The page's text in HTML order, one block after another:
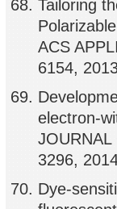
Tailoring
ACS
6154,
electron-
3296,
Dye-